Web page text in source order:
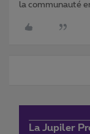
la communauté
La Jupiler